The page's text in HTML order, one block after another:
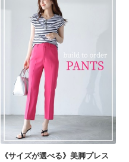
《サイズが選べる》美脚プレス